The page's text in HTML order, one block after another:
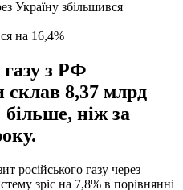
на 16,4%
газу з РФ
склав 8,37 млрд
ніж за
російського газу через
зріс на 7,8% в порівнянні